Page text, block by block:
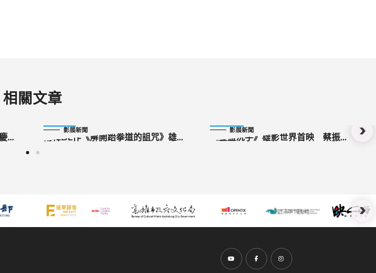
相關文章
影展新聞
南韓BL作《解開跆拳道的詛咒》雄影
影展新聞
《金盆洗手》雄影世界首映 蔡振南
前往Youtube頻道(另開新視窗)
前往Facebook粉絲團(另開新視窗)
前往Instagram粉絲團(另開新視窗)